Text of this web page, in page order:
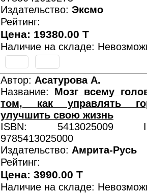
Издательство: Эксмо
Рейтинг:
Цена: 19380.00 T
Наличие на складе:
Автор: Асатурова А.
Название: Мозг всему
том, как управлять
улучшить свою жизнь
ISBN: 5413025009
9785413025000
Издательство: Амрита-Русь
Рейтинг:
Цена: 3990.00 T
Наличие на складе: